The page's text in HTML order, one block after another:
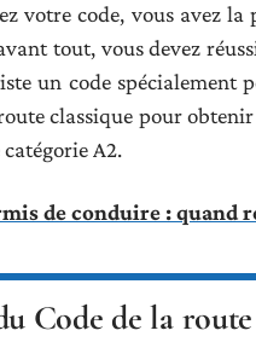
votre code, vous avez la
tout, vous devez
un code spécialement
classique pour
A2.
de conduire : quand
Code de la